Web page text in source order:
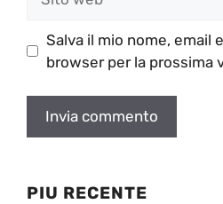
web
Salva il mio nome, email
browser per la prossima
PIU RECENTE